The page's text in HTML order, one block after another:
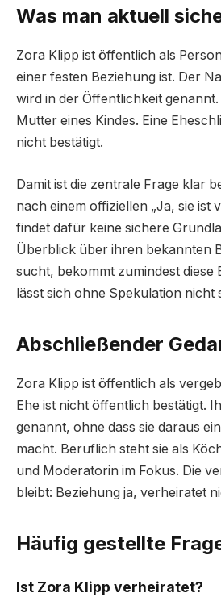
Was man aktuell
Zora Klipp ist öffentlich als
einer festen Beziehung ist. Der
wird in der Öffentlichkeit
Mutter eines Kindes. Eine
nicht bestätigt.
Damit ist die zentrale Frage klar
nach einem offiziellen „Ja, sie ist
findet dafür keine sichere
Überblick über ihren bekannten
sucht, bekommt zumindest diese
lässt sich ohne Spekulation nicht
Abschließender
Zora Klipp ist öffentlich als
Ehe ist nicht öffentlich bestätigt.
genannt, ohne dass sie daraus
macht. Beruflich steht sie als
und Moderatorin im Fokus. Die
bleibt: Beziehung ja, verheiratet
Häufig gestellte
Ist Zora Klipp verheiratet?